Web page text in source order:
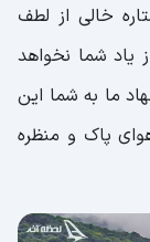
خالی از لطف
یاد شما نخواهد
ما به شما این
پاک و منظره